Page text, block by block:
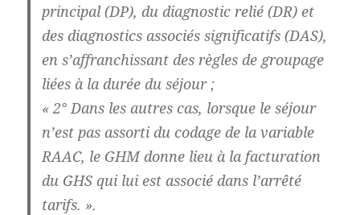
principal (DP), du diagnostic relié (DR) et
des diagnostics associés significatifs (DAS),
en s’affranchissant des règles de groupage
liées à la durée du séjour ;
« 2° Dans les autres cas, lorsque le séjour
n’est pas assorti du codage de la variable
RAAC, le GHM donne lieu à la facturation
du GHS qui lui est associé dans l’arrêté
tarifs. ».